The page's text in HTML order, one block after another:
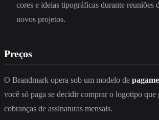
cores e ideias tipográficas durante reuniões
novos projetos.
Preços
O Brandmark opera sob um modelo de
você só paga se decidir comprar o logotipo que
cobranças de assinaturas mensais.